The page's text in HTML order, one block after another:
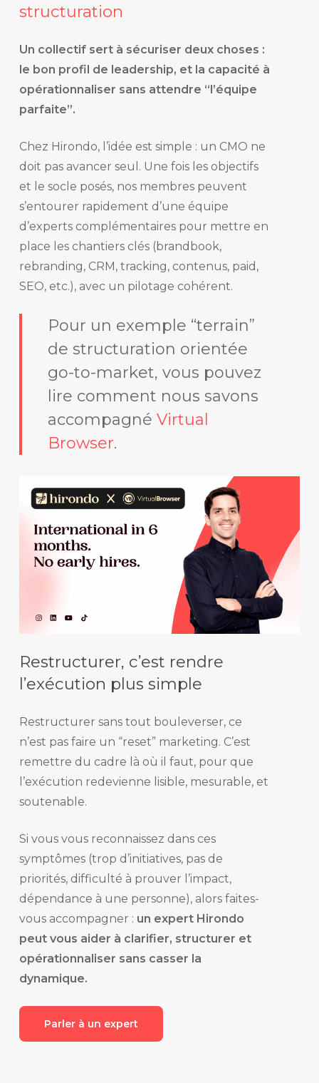
structuration
Un collectif sert à sécuriser deux choses :
le bon profil de leadership, et la capacité à
opérationnaliser sans attendre “l’équipe
parfaite”.
Chez Hirondo, l’idée est simple : un CMO ne
doit pas avancer seul. Une fois les objectifs
et le socle posés, nos membres peuvent
s’entourer rapidement d’une équipe
d’experts complémentaires pour mettre en
place les chantiers clés (brandbook,
rebranding, CRM, tracking, contenus, paid,
SEO, etc.), avec un pilotage cohérent.
Pour un exemple “terrain”
de structuration orientée
go-to-market, vous pouvez
lire comment nous savons
accompagné Virtual
Browser.
Restructurer, c’est rendre
l’exécution plus simple
Restructurer sans tout bouleverser, ce
n’est pas faire un “reset” marketing. C’est
remettre du cadre là où il faut, pour que
l’exécution redevienne lisible, mesurable, et
soutenable.
Si vous vous reconnaissez dans ces
symptômes (trop d’initiatives, pas de
priorités, difficulté à prouver l’impact,
dépendance à une personne), alors faites-
vous accompagner : un expert Hirondo
peut vous aider à clarifier, structurer et
opérationnaliser sans casser la
dynamique.
Parler à un expert